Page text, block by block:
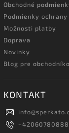
Obchodné
Podmienky
Možnosti platby
Doprava
Novinky
Blog pre
KONTAKT
info@